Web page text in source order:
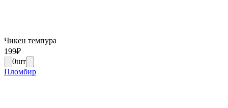
Чикен темпура
199₽
0шт
Пломбир